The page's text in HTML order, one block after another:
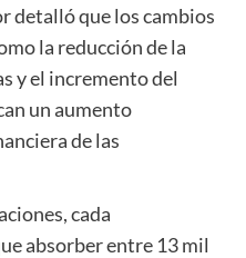
detalló que los cambios
la reducción de la
y el incremento del
un aumento
de las
cada
absorber entre 13 mil